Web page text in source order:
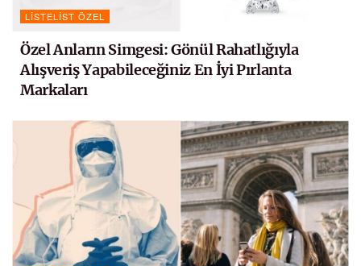
LISTELIST ÖZEL
Özel Anların Simgesi: Gönül Rahatlığıyla
Alışveriş Yapabileceğiniz En İyi Pırlanta
Markaları